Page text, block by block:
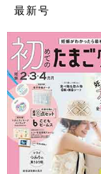
最新号